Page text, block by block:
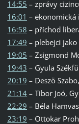
14:55 – zprávy
16:01 – ekonomická
16:58 – příchod
17:49 – plebejci
19:05 – Zsigmond
19:43 – Gyula Székfü
20:19 – Deszö
21:14– Tibor Joó,
22:29 – Béla Hamvas
23:19 – Ottokar